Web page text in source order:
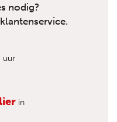
nodig?
uur
in